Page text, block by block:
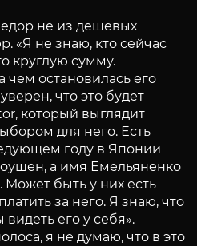
не из дешевых
«Я не знаю, кто сейчас
круглую сумму.
остановилась его
что это будет
который выглядит
для него. Есть
году в Японии
а имя Емельяненко
Может быть у них есть
за него. Я знаю, что
его у себя».
я не думаю, что в это